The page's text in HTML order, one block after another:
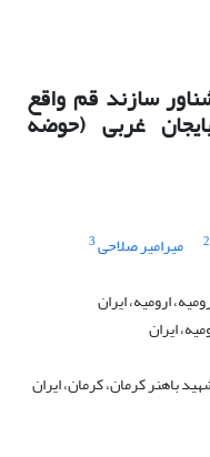
سازند‌ قم واقع
غربی (حوضه
2 میرامیر صلاحی3
ارومیه، ایران
ایران
باهنر کرمان، کرمان، ایران